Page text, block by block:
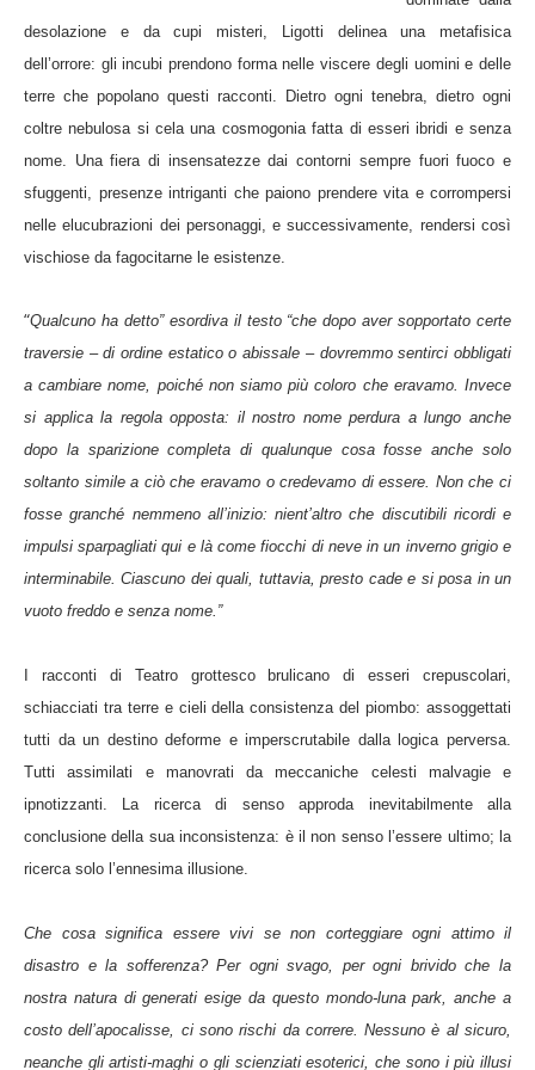
desolazione e da cupi misteri, Ligotti delinea una metafisica
dell’orrore: gli incubi prendono forma nelle viscere degli uomini e delle
terre che popolano questi racconti. Dietro ogni tenebra, dietro ogni
coltre nebulosa si cela una cosmogonia fatta di esseri ibridi e senza
nome. Una fiera di insensatezze dai contorni sempre fuori fuoco e
sfuggenti, presenze intriganti che paiono prendere vita e corrompersi
nelle elucubrazioni dei personaggi, e successivamente, rendersi così
vischiose da fagocitarne le esistenze.
“Qualcuno ha detto” esordiva il testo “che dopo aver sopportato certe
traversie – di ordine estatico o abissale – dovremmo sentirci obbligati
a cambiare nome, poiché non siamo più coloro che eravamo. Invece
si applica la regola opposta: il nostro nome perdura a lungo anche
dopo la sparizione completa di qualunque cosa fosse anche solo
soltanto simile a ciò che eravamo o credevamo di essere. Non che ci
fosse granché nemmeno all’inizio: nient’altro che discutibili ricordi e
impulsi sparpagliati qui e là come fiocchi di neve in un inverno grigio e
interminabile. Ciascuno dei quali, tuttavia, presto cade e si posa in un
vuoto freddo e senza nome.”
I racconti di Teatro grottesco brulicano di esseri crepuscolari,
schiacciati tra terre e cieli della consistenza del piombo: assoggettati
tutti da un destino deforme e imperscrutabile dalla logica perversa.
Tutti assimilati e manovrati da meccaniche celesti malvagie e
ipnotizzanti. La ricerca di senso approda inevitabilmente alla
conclusione della sua inconsistenza: è il non senso l’essere ultimo; la
ricerca solo l’ennesima illusione.
Che cosa significa essere vivi se non corteggiare ogni attimo il
disastro e la sofferenza? Per ogni svago, per ogni brivido che la
nostra natura di generati esige da questo mondo-luna park, anche a
costo dell’apocalisse, ci sono rischi da correre. Nessuno è al sicuro,
neanche gli artisti-maghi o gli scienziati esoterici, che sono i più illusi